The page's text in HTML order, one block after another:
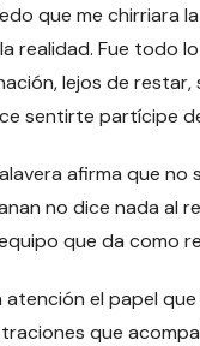
que me chirriara
realidad. Fue todo
lejos de
sentirte partícipe
afirma que
no dice nada al
que da como
atención el papel
que